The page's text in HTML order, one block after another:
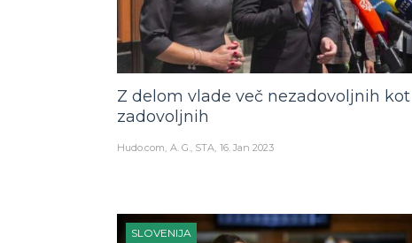
Z delom vlade več nezadovoljnih kot
zadovoljnih
Hudo.com A. G., STA 16. Jan 2023
SLOVENIJA